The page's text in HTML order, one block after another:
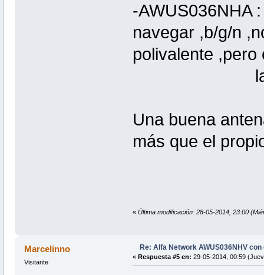
-AWUS036NHA
navegar ,b/g/n
polivalente ,pero
la nueva
Una buena
más que el
« Última modificación: 28-05-2014, 23:00
Marcelinno
Visitante
Re: Alfa Network AWUS036NHV
« Respuesta #5 en: 29-05-2014, 00:59